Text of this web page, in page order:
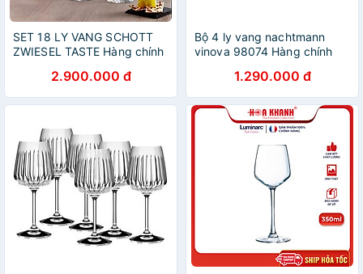
SET 18 LY VANG SCHOTT
ZWIESEL TASTE Hàng chính
2.900.000 đ
Bộ 4 ly vang nachtmann
vinova 98074 Hàng chính
1.290.000 đ